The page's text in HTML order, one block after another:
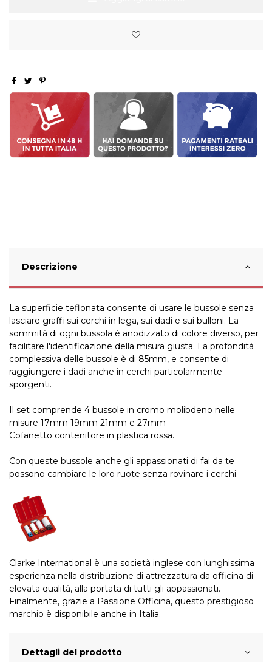
Descrizione
La superficie teflonata consente di usare le bussole senza
lasciare graffi sui cerchi in lega, sui dadi e sui bulloni. La
sommità di ogni bussola è anodizzato di colore diverso, per
facilitare l'identificazione della misura giusta. La profondità
complessiva delle bussole è di 85mm, e consente di
raggiungere i dadi anche in cerchi particolarmente
sporgenti.
Il set comprende 4 bussole in cromo molibdeno nelle
misure 17mm 19mm 21mm e 27mm
Cofanetto contenitore in plastica rossa.
Con queste bussole anche gli appassionati di fai da te
possono cambiare le loro ruote senza rovinare i cerchi.
Clarke International è una società inglese con lunghissima
esperienza nella distribuzione di attrezzatura da officina di
elevata qualità, alla portata di tutti gli appassionati.
Finalmente, grazie a Passione Officina, questo prestigioso
marchio è disponibile anche in Italia.
Dettagli del prodotto